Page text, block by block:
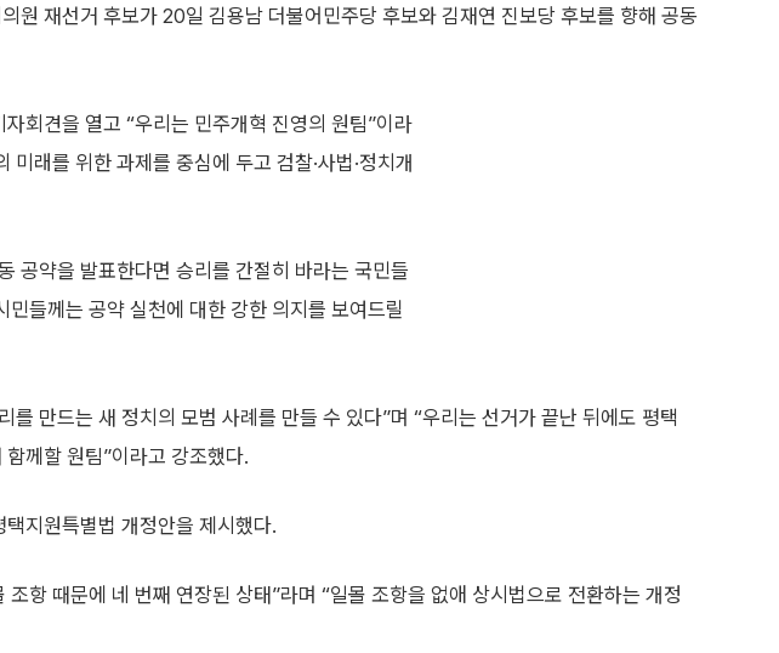
원 재선거 후보가 20일 김용남 더불어민주당 후보와 김재연 진보당 후보를 향해 공동
회견을 열고 “우리는 민주개혁 진영의 원팀”이라
미래를 위한 과제를 중심에 두고 검찰·사법·정치개
공약을 발표한다면 승리를 간절히 바라는 국민들
민들께는 공약 실천에 대한 강한 의지를 보여드릴
를 만드는 새 정치의 모범 사례를 만들 수 있다”며 “우리는 선거가 끝난 뒤에도 평택
께할 원팀”이라고 강조했다.
지원특별법 개정안을 제시했다.
항 때문에 네 번째 연장된 상태”라며 “일몰 조항을 없애 상시법으로 전환하는 개정